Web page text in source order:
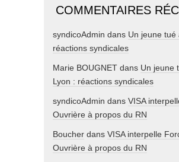
COMMENTAIRES
syndicoAdmin dans Un jeune tué
réactions syndicales
Marie BOUGNET dans Un jeune
Lyon : réactions syndicales
syndicoAdmin dans VISA
Ouvrière à propos du RN
Boucher dans VISA interpelle
Ouvrière à propos du RN